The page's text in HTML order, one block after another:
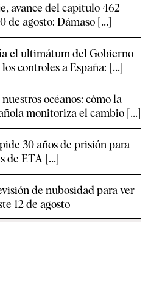
avance del capítulo 462
de agosto: Dámaso [...]
el ultimátum del Gobierno
controles a España: [...]
océanos: cómo la
monitoriza el cambio [...]
30 años de prisión para
de ETA [...]
de nubosidad para ver
12 de agosto